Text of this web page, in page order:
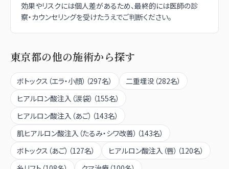
効果やリスクには個人差があるため、最終的には医師の診
察・カウンセリングを受けたうえでご判断ください。
東京都の他の施術から探す
ボトックス（エラ・小顔） （297名） 二重埋没 （282名）
ヒアルロン酸注入（涙袋） （155名）
ヒアルロン酸注入（あご） （143名）
肌ヒアルロン酸注入（たるみ・シワ改善） （143名）
ボトックス（あご） （127名） ヒアルロン酸注入（唇） （120名）